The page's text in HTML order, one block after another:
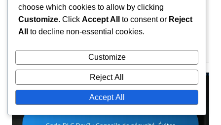
Code DLC DayZ : Offres
promotionnelles, Remises saisonnières,
Packs
choose which cookies to allow by clicking
Customize. Click Accept All to consent or Reject
All
to decline non-essential cookies.
Customize
Reject All
Accept All